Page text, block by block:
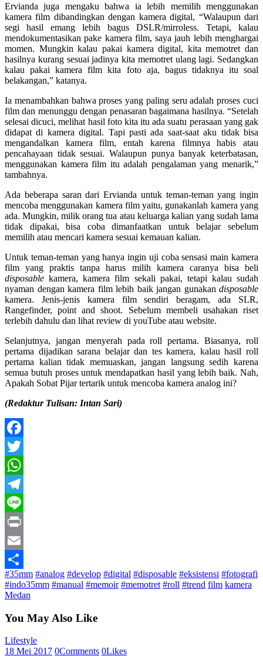
Ervianda juga mengaku bahwa ia lebih memilih menggunakan
kamera film dibandingkan dengan kamera digital, “Walaupun dari
segi hasil emang lebih bagus DSLR/mirroless. Tetapi, kalau
mendokumentasikan pake kamera film, saya jauh lebih menghargai
momen. Mungkin kalau pakai kamera digital, kita memotret dan
hasilnya kurang sesuai jadinya kita memotret ulang lagi. Sedangkan
kalau pakai kamera film kita foto aja, bagus tidaknya itu soal
belakangan,” katanya.
Ia menambahkan bahwa proses yang paling seru adalah proses cuci
film dan menunggu dengan penasaran bagaimana hasilnya. “Setelah
selesai dicuci, melihat hasil foto kita itu ada suatu perasaan yang gak
didapat di kamera digital. Tapi pasti ada saat-saat aku tidak bisa
mengandalkan kamera film, entah karena filmnya habis atau
pencahayaan tidak sesuai. Walaupun punya banyak keterbatasan,
menggunakan kamera film itu adalah pengalaman yang menarik,”
tambahnya.
Ada beberapa saran dari Ervianda untuk teman-teman yang ingin
mencoba menggunakan kamera film yaitu, gunakanlah kamera yang
ada. Mungkin, milik orang tua atau keluarga kalian yang sudah lama
tidak dipakai, bisa coba dimanfaatkan untuk belajar sebelum
memilih atau mencari kamera sesuai kemauan kalian.
Untuk teman-teman yang hanya ingin uji coba sensasi main kamera
film yang praktis tanpa harus milih kamera caranya bisa beli
disposable kamera, kamera film sekali pakai, tetapi kalau sudah
nyaman dengan kamera film lebih baik jangan gunakan disposable
kamera. Jenis-jenis kamera film sendiri beragam, ada SLR,
Rangefinder, point and shoot. Sebelum membeli usahakan riset
terlebih dahulu dan lihat review di youTube atau website.
Selanjutnya, jangan menyerah pada roll pertama. Biasanya, roll
pertama dijadikan sarana belajar dan tes kamera, kalau hasil roll
pertama kalian tidak memuaskan, jangan langsung sedih karena
semua butuh proses untuk mendapatkan hasil yang lebih baik. Nah,
Apakah Sobat Pijar tertarik untuk mencoba kamera analog ini?
(Redaktur Tulisan: Intan Sari)
Facebook
Twitter
WhatsApp
Telegram
Line
Print
Email
Share
#35mm #analog #develop #digital #disposable #eksistensi #fotografi
#indo35mm #manual #memoir #memotret #roll #trend film kamera
Medan
You May Also Like
Lifestyle
18 Mei 2017 0Comments 0Likes